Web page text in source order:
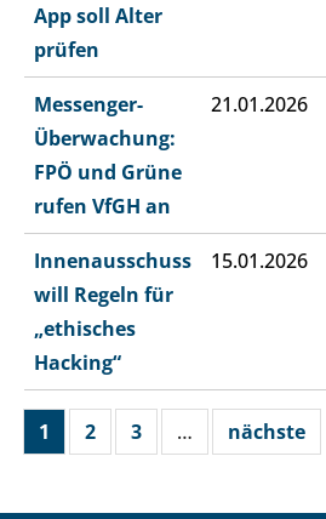
App soll Alter
prüfen
Messenger-
Überwachung:
FPÖ und Grüne
rufen VfGH an
21.01.2026
Innenausschuss
will Regeln für
„ethisches
Hacking“
15.01.2026
1 2 3 … nächste